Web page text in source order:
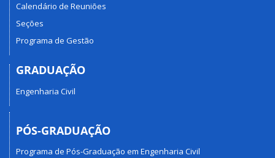
Calendário de Reuniões
Seções
Programa de Gestão
GRADUAÇÃO
Engenharia Civil
PÓS-GRADUAÇÃO
Programa de Pós-Graduação em Engenharia Civil